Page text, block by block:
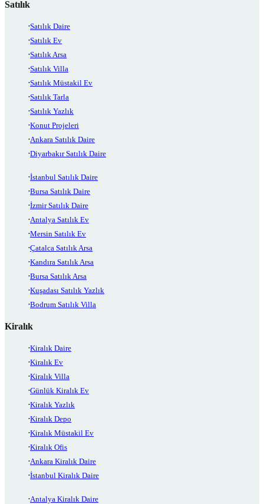
Satılık
Satılık Daire
Satılık Ev
Satılık Arsa
Satılık Villa
Satılık Müstakil Ev
Satılık Tarla
Satılık Yazlık
Konut Projeleri
Ankara Satılık Daire
Diyarbakır Satılık Daire
İstanbul Satılık Daire
Bursa Satılık Daire
İzmir Satılık Daire
Antalya Satılık Ev
Mersin Satılık Ev
Çatalca Satılık Arsa
Kandıra Satılık Arsa
Bursa Satılık Arsa
Kuşadası Satılık Yazlık
Bodrum Satılık Villa
Kiralık
Kiralık Daire
Kiralık Ev
Kiralık Villa
Günlük Kiralık Ev
Kiralık Yazlık
Kiralık Depo
Kiralık Müstakil Ev
Kiralık Ofis
Ankara Kiralık Daire
İstanbul Kiralık Daire
Antalya Kiralık Daire